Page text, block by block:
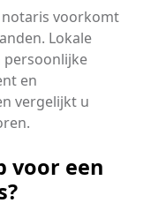
notaris voorkomt
Lokale
persoonlijke
en
vergelijkt u
voor een